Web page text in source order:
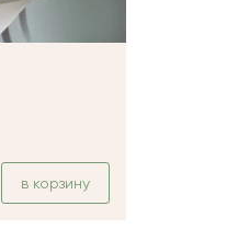
в корзину